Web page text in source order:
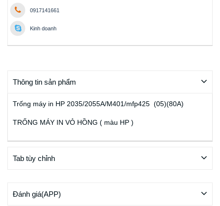
0917141661
Kinh doanh
Thông tin sản phẩm
Trống máy in HP 2035/2055A/M401/mfp425 (05)(80A)
TRỐNG MÁY IN VỎ HỒNG ( màu HP )
Tab tùy chỉnh
Đánh giá(APP)